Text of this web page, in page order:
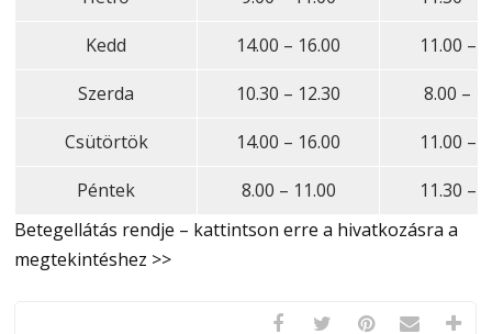
Kedd
14.00 – 16.00
11.00 –
Szerda
10.30 – 12.30
8.00 –
Csütörtök
14.00 – 16.00
11.00 –
Péntek
8.00 – 11.00
11.30 –
Betegellátás rendje – kattintson erre a hivatkozásra a
megtekintéshez >>